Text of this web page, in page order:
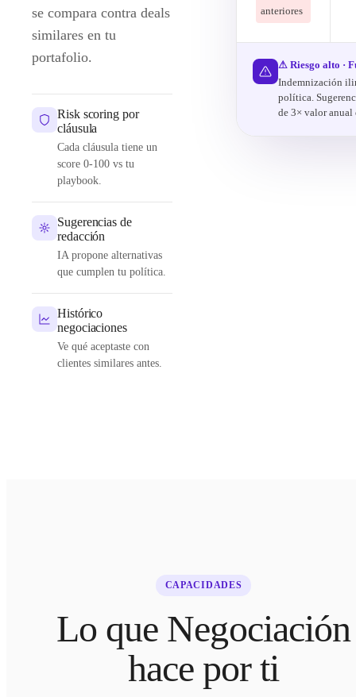
se compara contra deals
similares en tu
portafolio.
Risk scoring por
cláusula
Cada cláusula tiene un
score 0-100 vs tu
playbook.
Sugerencias de
redacción
IA propone alternativas
que cumplen tu política.
Histórico
negociaciones
Ve qué aceptaste con
clientes similares antes.
anteriores
⚠ Riesgo alto ·
Indemnización
política.
de 3× valor
CAPACIDADES
Lo que Negociación
hace por ti